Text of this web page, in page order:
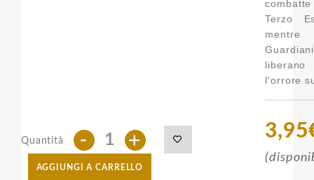
Terzo
Guardiani
liberano
l'orrore
Quantità - +
AGGIUNGI A CARRELLO